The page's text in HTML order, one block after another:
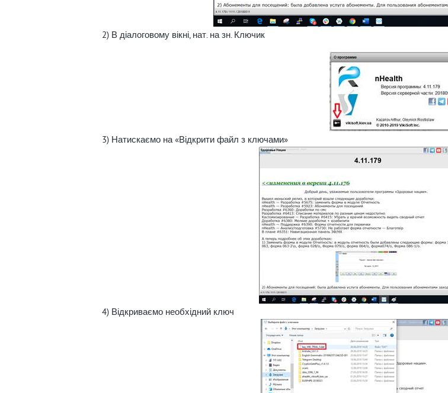
2) В діалоговому вікні, нат. на зн. Ключик
3) Натискаємо на «Відкрити файл з ключами»
4) Відкриваємо необхідний ключ